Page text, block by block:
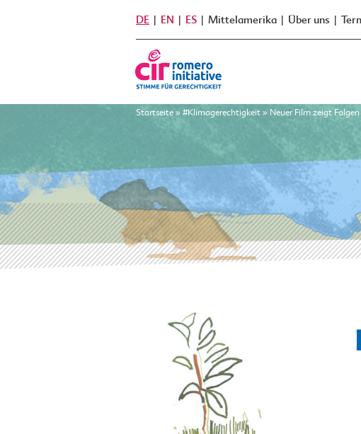
DE EN ES Mittelamerika Über uns
Startseite » #Klimagerechtigkeit » Neuer Film zeigt